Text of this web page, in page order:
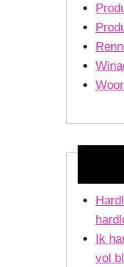
Ik
vol